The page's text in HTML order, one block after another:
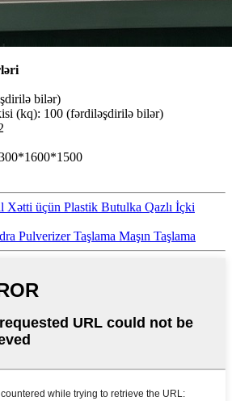
bilər)
(kq): 100 (fərdiləşdirilə bilər)
Xətti üçün Plastik Butulka Qazlı İçki
Pulverizer Taşlama Maşın Taşlama